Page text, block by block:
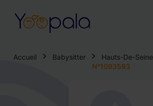
Accueil Babysitter Hauts-De-Seine
N°1093593